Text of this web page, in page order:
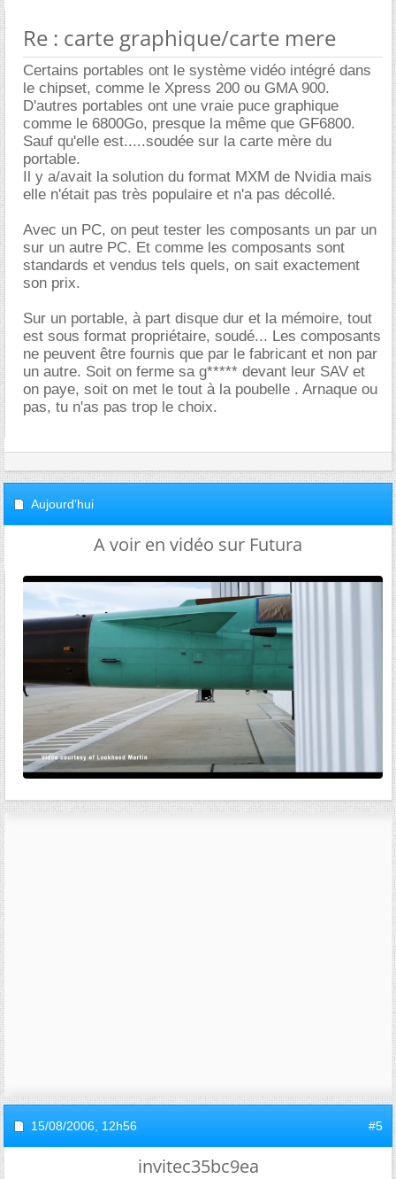
Re : carte graphique/carte mere
Certains portables ont le système vidéo intégré dans
le chipset, comme le Xpress 200 ou GMA 900.
D'autres portables ont une vraie puce graphique
comme le 6800Go, presque la même que GF6800.
Sauf qu'elle est.....soudée sur la carte mère du
portable.
Il y a/avait la solution du format MXM de Nvidia mais
elle n'était pas très populaire et n'a pas décollé.
Avec un PC, on peut tester les composants un par un
sur un autre PC. Et comme les composants sont
standards et vendus tels quels, on sait exactement
son prix.
Sur un portable, à part disque dur et la mémoire, tout
est sous format propriétaire, soudé... Les composants
ne peuvent être fournis que par le fabricant et non par
un autre. Soit on ferme sa g***** devant leur SAV et
on paye, soit on met le tout à la poubelle . Arnaque ou
pas, tu n'as pas trop le choix.
Aujourd'hui
A voir en vidéo sur Futura
15/08/2006, 12h56 #5
invitec35bc9ea